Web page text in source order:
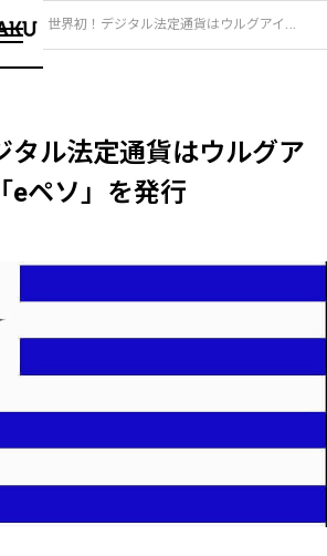
貨 世界初！デジタル法定通貨はウルグアイに軍配！「eペソ」を発行
タル法定通貨はウルグア
eペソ」を発行